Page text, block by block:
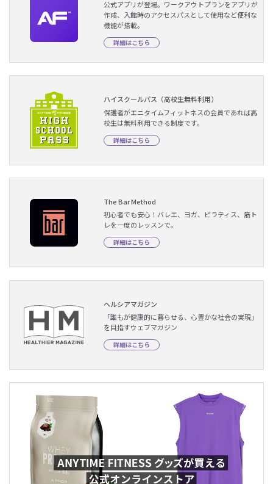
公式アプリが登場。ワークアウトプランをアプリが
作成、入館時のアクセスパスとして使用など便利な
機能が搭載。
詳細はこちら
ハイスクールパス（高校生無料利用）
保護者がエニタイムフィットネスの会員であれば高
校生は無料利用できる制度です。
詳細はこちら
The Bar Method
初心者でも安心！バレエ、ヨガ、ピラティス、筋ト
レを一度のレッスンで。
詳細はこちら
ヘルシアマガジン
「誰もが健康的に暮らせる、心豊かな社会の実現」
を目指すウェブマガジン
詳細はこちら